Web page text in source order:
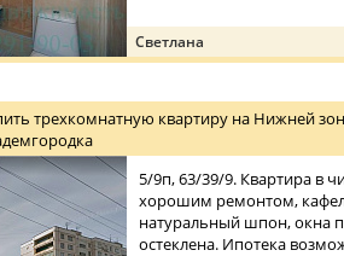
Светлана
трехкомнатную квартиру на Нижней
5/9п, 63/39/9. Квартира в
хорошим ремонтом,
натуральный шпон, окна
остеклена. Ипотека